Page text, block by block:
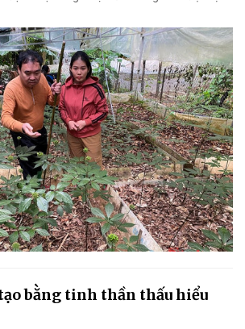
bằng tinh thần thấu hiểu